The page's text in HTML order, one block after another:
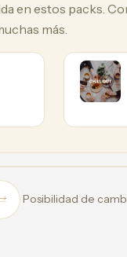
en estos packs.
más.
Posibilidad de